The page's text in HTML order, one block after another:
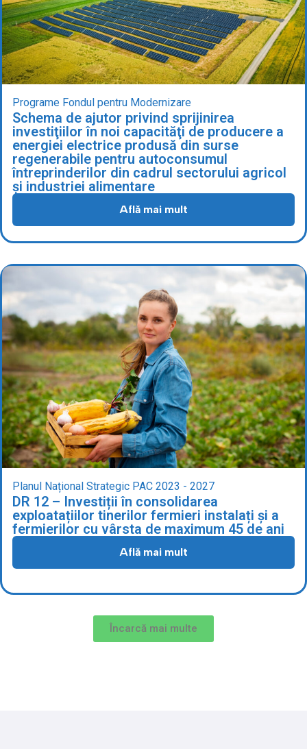
Programe Fondul pentru Modernizare
Schema de ajutor privind sprijinirea
investiţiilor în noi capacităţi de producere a
energiei electrice produsă din surse
regenerabile pentru autoconsumul
întreprinderilor din cadrul sectorului agricol
și industriei alimentare
Află mai mult
Planul Național Strategic PAC 2023 - 2027
DR 12 – Investiții în consolidarea
exploatațiilor tinerilor fermieri instalați și a
fermierilor cu vârsta de maximum 45 de ani
Află mai mult
Încarcă mai multe